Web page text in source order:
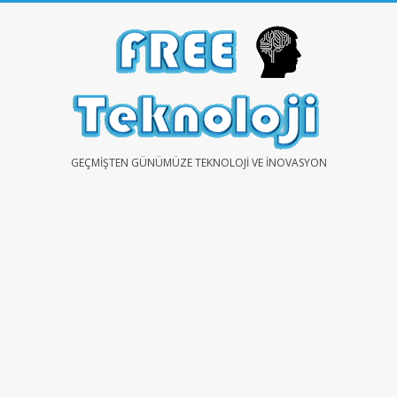
FREEGEÇMIŞTEN GÜNÜMÜZE TEKNOLOJI VE İNOVASYON